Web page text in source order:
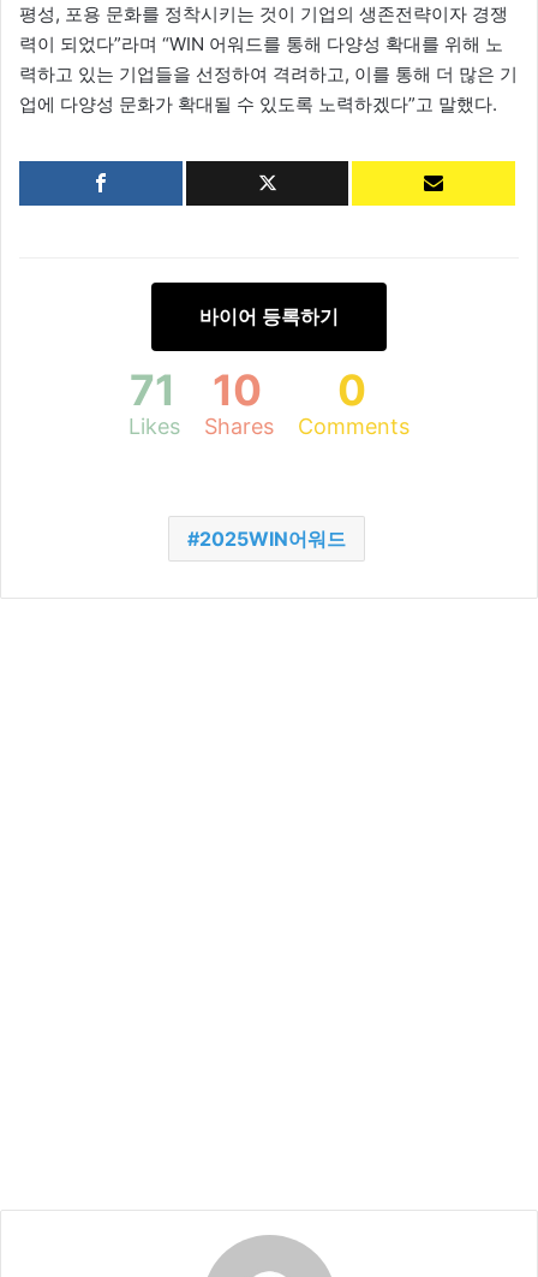
평성, 포용 문화를 정착시키는 것이 기업의 생존전략이자 경쟁
력이 되었다”라며 “WIN 어워드를 통해 다양성 확대를 위해 노
력하고 있는 기업들을 선정하여 격려하고, 이를 통해 더 많은 기
업에 다양성 문화가 확대될 수 있도록 노력하겠다”고 말했다.
바이어 등록하기
71
Likes
10
Shares
0
Comments
2025WIN어워드